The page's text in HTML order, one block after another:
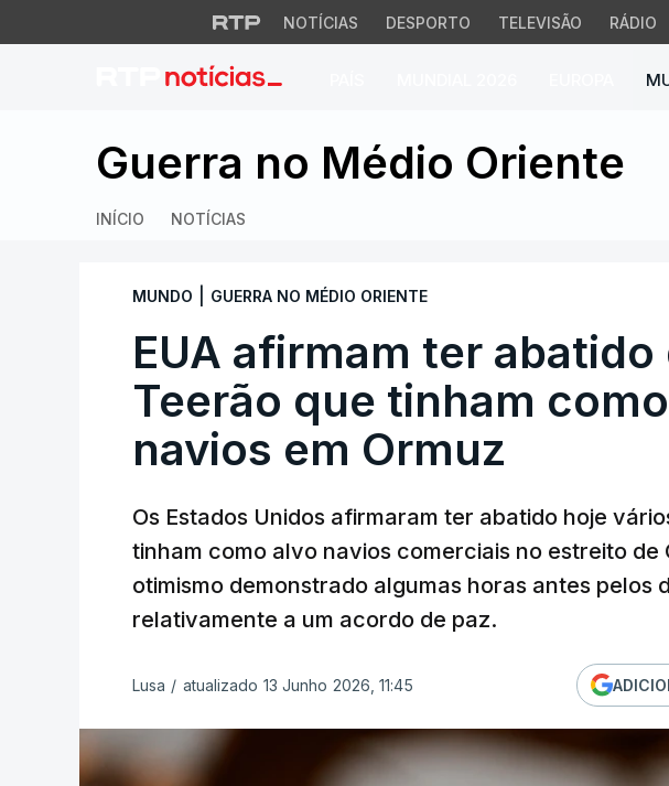
NOTÍCIAS DESPORTO TELEVISÃO RÁDIO
EUA afirmam ter abatido
Guerra no Médio Oriente
INÍCIO NOTÍCIAS
MUNDO GUERRA NO MÉDIO ORIENTE
EUA afirmam ter
Teerão que tinham
navios em Ormuz
Os Estados Unidos afirmaram ter abatido hoje
tinham como alvo navios comerciais no estreito de
otimismo demonstrado algumas horas antes pelos
relativamente a um acordo de paz.
Lusa / atualizado 13 Junho 2026, 11:45